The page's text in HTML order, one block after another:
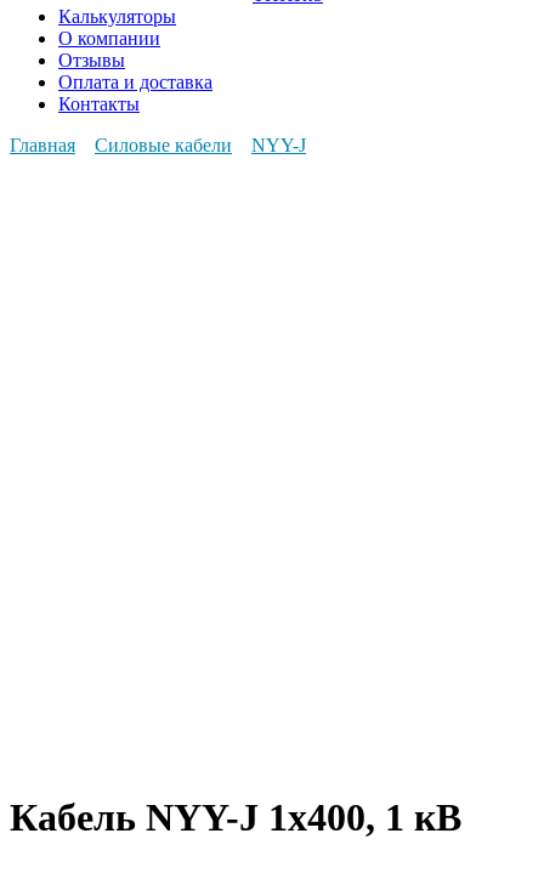
Калькуляторы
О компании
Отзывы
Оплата и доставка
Контакты
Главная
Силовые кабели NYY-J
Кабель NYY-J 1х400, 1 кВ